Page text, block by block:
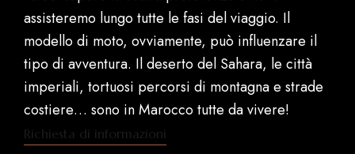
assisteremo lungo tutte le fasi del viaggio. Il
modello di moto, ovviamente, può influenzare il
tipo di avventura. Il deserto del Sahara, le città
imperiali, tortuosi percorsi di montagna e strade
costiere… sono in Marocco tutte da vivere!
Richiesta di informazioni